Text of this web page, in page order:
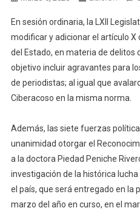
En sesión ordinaria, la LXII
modificar y adicionar el artículo X
del Estado, en materia de delitos
objetivo incluir agravantes para
de periodistas; al igual que
Ciberacoso en la misma norma.
Además, las siete fuerzas
unanimidad otorgar el
a la doctora Piedad Peniche
investigación de la histórica
el país, que será entregado en la
marzo del año en curso, en el